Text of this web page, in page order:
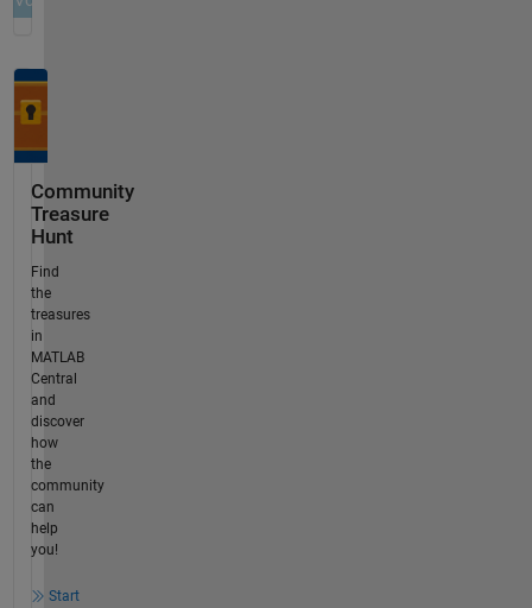
Community
Treasure
Hunt
Find
the
treasures
in
MATLAB
Central
and
discover
how
the
community
can
help
you!
Start